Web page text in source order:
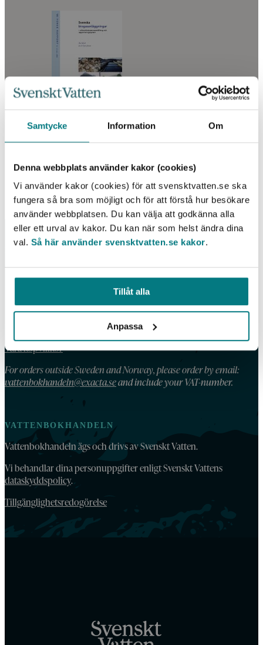
Samtycke Information Om
Denna webbplats använder kakor (cookies)
Vi använder kakor (cookies) för att svensktvatten.se ska
fungera så bra som möjligt och för att förstå hur besökare
använder webbplatsen. Du kan välja att godkänna alla
eller ett urval av kakor. Du kan när som helst ändra dina
val. Så här använder svensktvatten.se kakor.
Tillåt alla
Anpassa
Svenska biogasanläggningar –
erfarenhetssammanställning och
LÄS MER
Telefon: 08 – 506 002 90
Våra köpvillkor
For orders outside Sweden and Norway, please order by email:
vattenbokhandeln@exacta.seand include your VAT-number.
VATTENBOKHANDELN
Vattenbokhandeln ägs och drivs av Svenskt Vatten.
Vi behandlar dina personuppgifter enligt Svenskt Vattens
dataskyddspolicy.
Tillgänglighetsredogörelse